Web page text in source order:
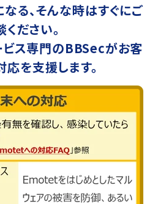
る、そんな時はすぐにご
ださい。
ビス専門のBBSecがお客
を支援します。